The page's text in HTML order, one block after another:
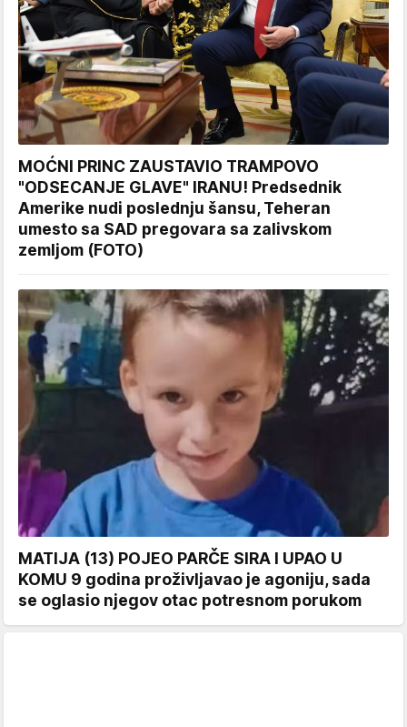
MOĆNI PRINC ZAUSTAVIO TRAMPOVO
"ODSECANJE GLAVE" IRANU! Predsednik
Amerike nudi poslednju šansu, Teheran
umesto sa SAD pregovara sa zalivskom
zemljom (FOTO)
MATIJA (13) POJEO PARČE SIRA I UPAO U
KOMU 9 godina proživljavao je agoniju, sada
se oglasio njegov otac potresnom porukom